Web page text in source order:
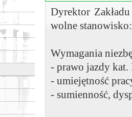
Dyrektor
wolne
Wymagania
- prawo jazdy kat.
- umiejętność
- sumienność,